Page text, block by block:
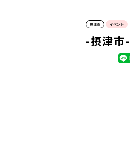
摂津市 イベント
-摂津市